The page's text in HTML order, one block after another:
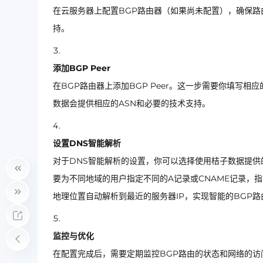
在云服务器上配置BGP路由器（如果尚未配置），确保
持。
添加BGP Peer
在BGP路由器上添加BGP Peer。这一步需要你填写相
数据会提供相应的ASN和必要的技术支持。
设置DNS智能解析
对于DNS智能解析的设置，你可以选择使用桔子数据
要为不同地域的用户指定不同的A记录或CNAME记录，
地理位置自动解析到最近的服务器IP，实现智能的BGP路
监控与优化
在配置完成后，需要定期监控BGP路由的状态和网络的